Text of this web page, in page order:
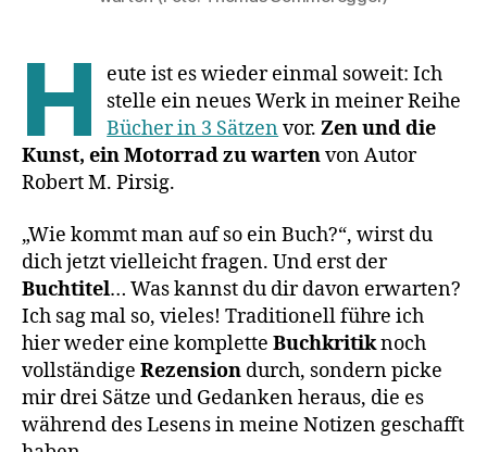
H
eute ist es wieder einmal soweit: Ich
stelle ein neues Werk in meiner Reihe
Bücher in 3 Sätzenvor.Zen und die
Kunst, ein Motorrad zu wartenvon Autor
Robert M. Pirsig.
„Wie kommt man auf so ein Buch?“, wirst du
dich jetzt vielleicht fragen. Und erst der
Buchtitel… Was kannst du dir davon erwarten?
Ich sag mal so, vieles! Traditionell führe ich
hier weder eine komplette Buchkritiknoch
vollständige Rezension durch, sondern picke
mir drei Sätze und Gedanken heraus, die es
während des Lesens in meine Notizen geschafft